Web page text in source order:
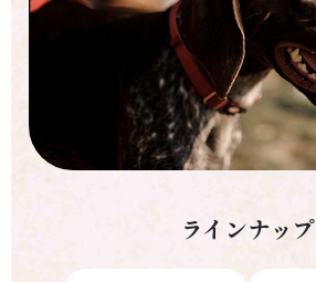
ラインナップ